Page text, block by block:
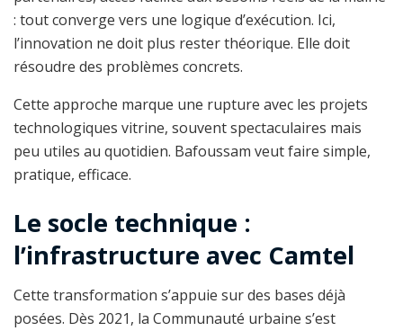
: tout converge vers une logique d’exécution. Ici,
l’innovation ne doit plus rester théorique. Elle doit
résoudre des problèmes concrets.
Cette approche marque une rupture avec les projets
technologiques vitrine, souvent spectaculaires mais
peu utiles au quotidien. Bafoussam veut faire simple,
pratique, efficace.
Le socle technique :
l’infrastructure avec Camtel
Cette transformation s’appuie sur des bases déjà
posées. Dès 2021, la Communauté urbaine s’est